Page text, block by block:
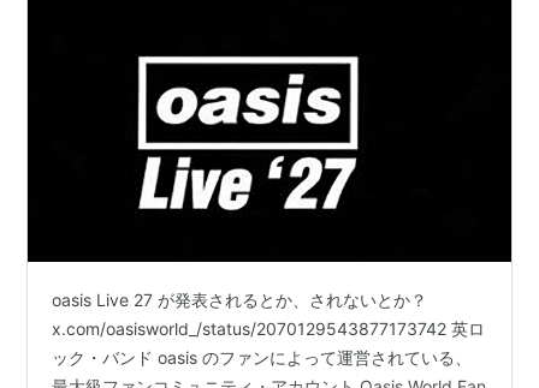
oasis Live 27 が発表されるとか、されないとか？
x.com/oasisworld_/status/2070129543877173742 英ロ
ック・バンド oasis のファンによって運営されている、